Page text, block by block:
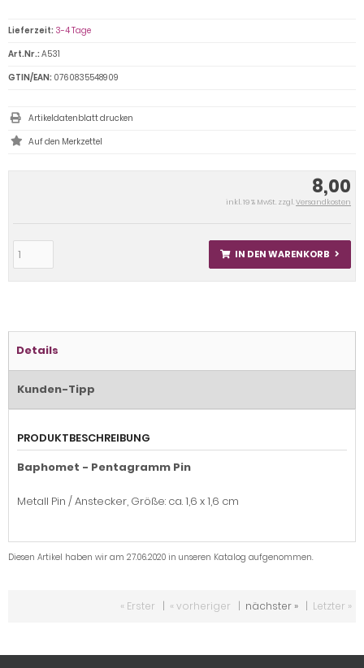
8,00
inkl. 19 % MwSt. zzgl.Versandkosten
IN DEN WARENKORB
Lieferzeit: 3-4 Tage
Art.Nr.: A531
GTIN/EAN: 0760835548909
Artikeldatenblatt drucken
Details
Kunden-Tipp
PRODUKTBESCHREIBUNG
Baphomet - Pentagramm Pin
Metall Pin / Anstecker, Größe: ca. 1,6 x 1,6 cm
Diesen Artikel haben wir am 27.06.2020 in unseren Katalog aufgenommen.
« Erster | « vorheriger | nächster » | Letzter »